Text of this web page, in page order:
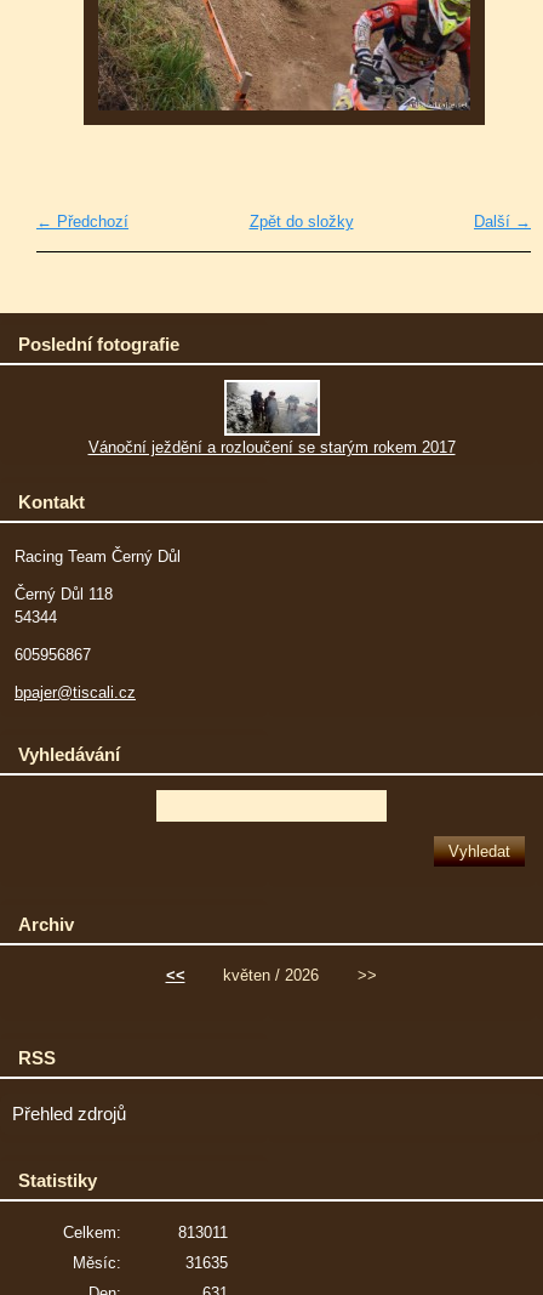
← Předchozí Další →
Zpět do složky
Poslední fotografie
Vánoční ježdění a rozloučení se starým rokem 2017
Kontakt
Racing Team Černý Důl
Černý Důl 118
54344
605956867
bpajer@tiscali.cz
Vyhledávání
Archiv
<< květen / 2026 >>
RSS
Přehled zdrojů
Statistiky
Celkem:
813011
Měsíc:
31635